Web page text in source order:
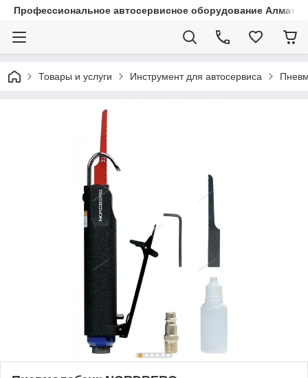
Профессиональное автосервисное оборудование Алматы
Товары и услуги Инструмент для автосервиса